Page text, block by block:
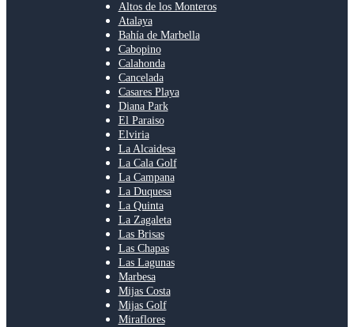
Altos de los Monteros
Atalaya
Bahía de Marbella
Cabopino
Calahonda
Cancelada
Casares Playa
Diana Park
El Paraiso
Elviria
La Alcaidesa
La Cala Golf
La Campana
La Duquesa
La Quinta
La Zagaleta
Las Brisas
Las Chapas
Las Lagunas
Marbesa
Mijas Costa
Mijas Golf
Miraflores